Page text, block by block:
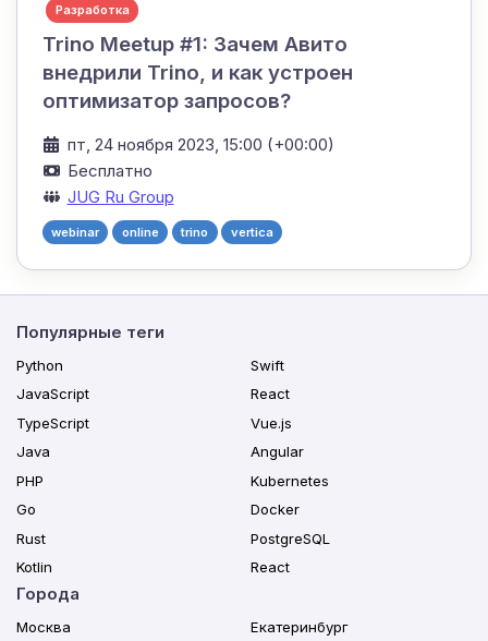
Разработка
Trino Meetup #1: Зачем Авито
внедрили Trino, и как устроен
оптимизатор запросов?
пт, 24 ноября 2023, 15:00 (+00:00)
Бесплатно
JUG Ru Group
webinar online trino vertica
Популярные теги
Python
JavaScript
TypeScript
Java
PHP
Go
Rust
Kotlin
Swift
React
Vue.js
Angular
Kubernetes
Docker
PostgreSQL
React
Города
Москва
Екатеринбург